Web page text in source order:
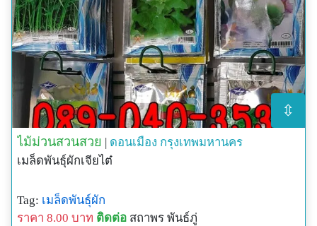
⇳
ไม้ม่วนสวนสวย | ดอนเมือง กรุงเทพมหานคร
เมล็ดพันธุ์ผักเจียไต๋
Tag: เมล็ดพันธุ์ผัก
ราคา 8.00 บาท ติดต่อ สถาพร พันธ์ภู่